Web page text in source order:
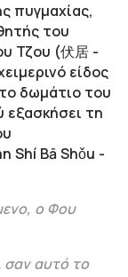
πυγμαχίας,
του
Τζου (伏居 -
είδος
δωμάτιο του
εξασκήσει τη
Shí Bā Shǒu -
ο Φου
σαν αυτό το